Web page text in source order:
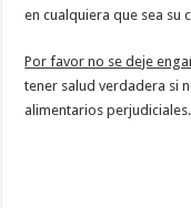
en cualquiera que sea su
Por favor no se deje
tener salud verdadera si
alimentarios perjudiciales.